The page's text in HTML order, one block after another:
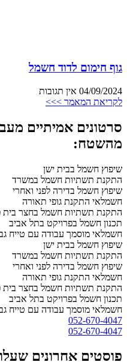
גוף חימום לדוד חשמל
04/09/2024 אין תגובות
לקריאת המאמר >>>
סרטונים אמיתיים
מהשטח:
שיפוץ חשמל בבית ישן
התקנת תשתיות חשמל במשרד
שיפוץ חשמל בדירה לפני ואחרי
חשמלאי התקנת גופי תאורה
התקנת תשתיות חשמל בחצר בית
תכנון חשמל בפרויקט בתל אביב
חשמלאי מוסמך עבודה עם טייח
שיפוץ חשמל בבית ישן
התקנת תשתיות חשמל במשרד
שיפוץ חשמל בדירה לפני ואחרי
חשמלאי התקנת גופי תאורה
התקנת תשתיות חשמל בחצר בית
תכנון חשמל בפרויקט בתל אביב
חשמלאי מוסמך עבודה עם טייח
052-670-4047
052-670-4047
פוסטים אחרונים